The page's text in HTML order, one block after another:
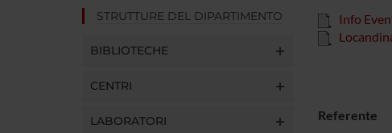
STRUTTURE DEL DIPARTIMENTO
BIBLIOTECHE
CENTRI
LABORATORI
Info
Referente